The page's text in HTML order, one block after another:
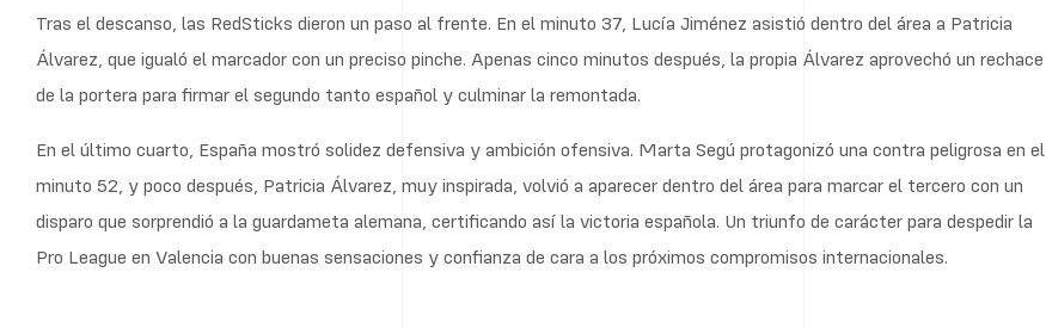
Tras el descanso, las RedSticks dieron un paso al frente. En el minuto 37, Lucía Jiménez asistió dentro del área a Patricia
Álvarez, que igualó el marcador con un preciso pinche. Apenas cinco minutos después, la propia Álvarez aprovechó un rechace
de la portera para firmar el segundo tanto español y culminar la remontada.
En el último cuarto, España mostró solidez defensiva y ambición ofensiva. Marta Segú protagonizó una contra peligrosa en el
minuto 52, y poco después, Patricia Álvarez, muy inspirada, volvió a aparecer dentro del área para marcar el tercero con un
disparo que sorprendió a la guardameta alemana, certificando así la victoria española. Un triunfo de carácter para despedir la
Pro League en Valencia con buenas sensaciones y confianza de cara a los próximos compromisos internacionales.